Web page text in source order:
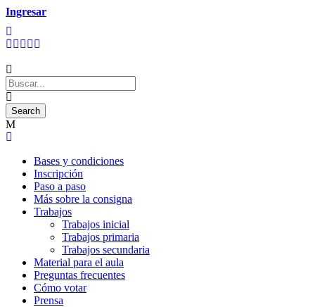
Ingresar
Bases y condiciones
Inscripción
Paso a paso
Más sobre la consigna
Trabajos
Trabajos inicial
Trabajos primaria
Trabajos secundaria
Material para el aula
Preguntas frecuentes
Cómo votar
Prensa